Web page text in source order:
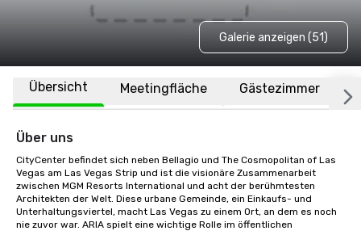
Galerie anzeigen (51)
Übersicht Meetingfläche Gästezimmer
Über uns
CityCenter befindet sich neben Bellagio und The Cosmopolitan of Las
Vegas am Las Vegas Strip und ist die visionäre Zusammenarbeit
zwischen MGM Resorts International und acht der berühmtesten
Architekten der Welt. Diese urbane Gemeinde, ein Einkaufs- und
Unterhaltungsviertel, macht Las Vegas zu einem Ort, an dem es noch
nie zuvor war. ARIA spielt eine wichtige Rolle im öffentlichen